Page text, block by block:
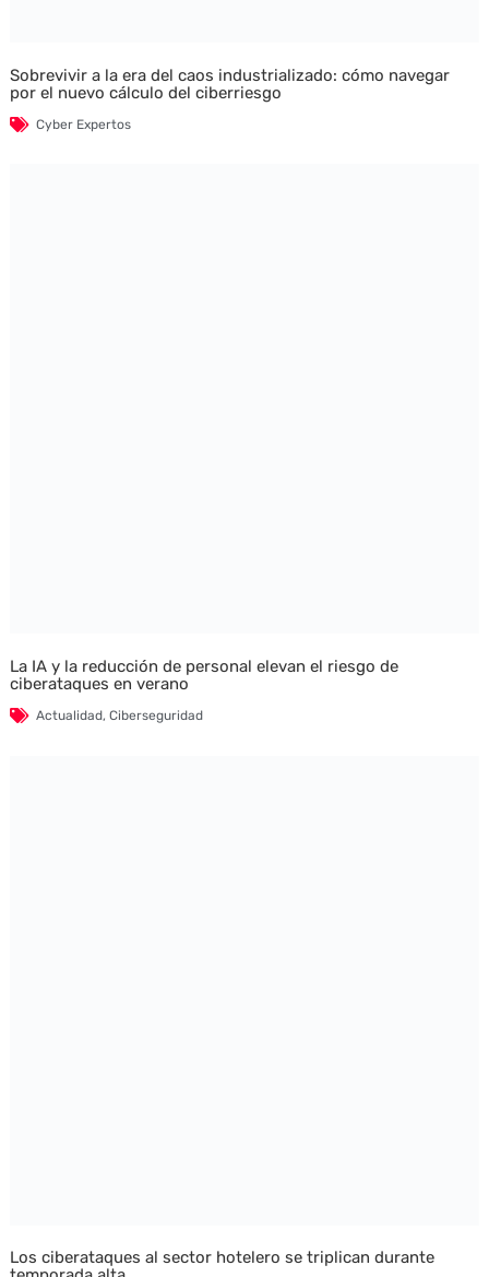
Sobrevivir a la era del caos industrializado: cómo navegar
por el nuevo cálculo del ciberriesgo
Cyber Expertos
La IA y la reducción de personal elevan el riesgo de
ciberataques en verano
Actualidad, Ciberseguridad
Los ciberataques al sector hotelero se triplican durante